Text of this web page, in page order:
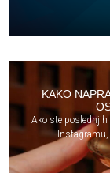
KAKO
Ako ste poslednjih
Instagramu,